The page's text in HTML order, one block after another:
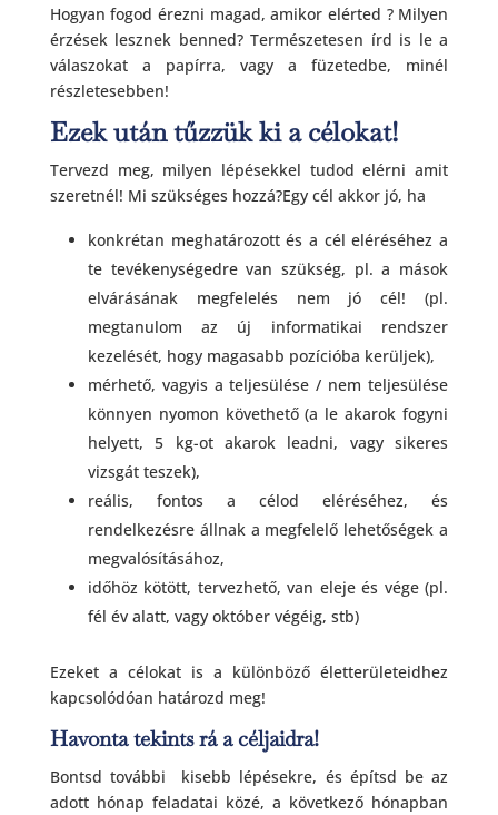
Hogyan fogod érezni magad, amikor elérted ? Milyen
érzések lesznek benned? Természetesen írd is le a
válaszokat a papírra, vagy a füzetedbe, minél
részletesebben!
Ezek után tűzzük ki a célokat!
Tervezd meg, milyen lépésekkel tudod elérni amit
szeretnél! Mi szükséges hozzá?Egy cél akkor jó, ha
konkrétan meghatározott és a cél eléréséhez a
te tevékenységedre van szükség, pl. a mások
elvárásának megfelelés nem jó cél! (pl.
megtanulom az új informatikai rendszer
kezelését, hogy magasabb pozícióba kerüljek),
mérhető, vagyis a teljesülése / nem teljesülése
könnyen nyomon követhető (a le akarok fogyni
helyett, 5 kg-ot akarok leadni, vagy sikeres
vizsgát teszek),
reális, fontos a célod eléréséhez, és
rendelkezésre állnak a megfelelő lehetőségek a
megvalósításához,
időhöz kötött, tervezhető, van eleje és vége (pl.
fél év alatt, vagy október végéig, stb)
Ezeket a célokat is a különböző életterületeidhez
kapcsolódóan határozd meg!
Havonta tekints rá a céljaidra!
Bontsd további kisebb lépésekre, és építsd be az
adott hónap feladatai közé, a következő hónapban